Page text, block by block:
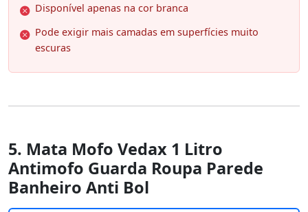
Disponível apenas na cor branca
Pode exigir mais camadas em superfícies muito
escuras
5. Mata Mofo Vedax 1 Litro
Antimofo Guarda Roupa Parede
Banheiro Anti Bol